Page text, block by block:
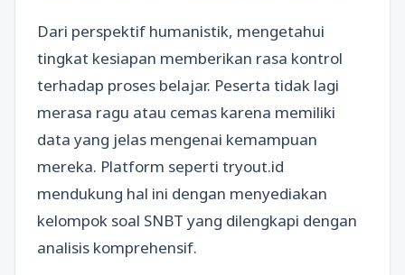
Dari perspektif humanistik, mengetahui
tingkat kesiapan memberikan rasa kontrol
terhadap proses belajar. Peserta tidak lagi
merasa ragu atau cemas karena memiliki
data yang jelas mengenai kemampuan
mereka. Platform seperti tryout.id
mendukung hal ini dengan menyediakan
kelompok soal SNBT yang dilengkapi dengan
analisis komprehensif.